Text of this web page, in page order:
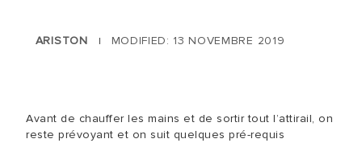
ARISTON | MODIFIED: 13 NOVEMBRE 2019
Avant de chauffer les mains et de sortir tout l’attirail, on
reste prévoyant et on suit quelques pré-requis